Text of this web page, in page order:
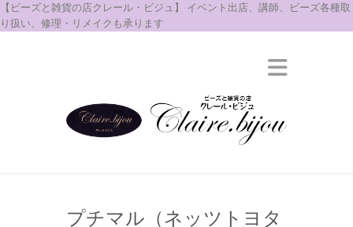
【ビーズと雑貨の店クレール・ビジュ】 イベント出店、講師、ビーズ各種取
り扱い、修理・リメイクも承ります
プチマル（ネッツトヨタ